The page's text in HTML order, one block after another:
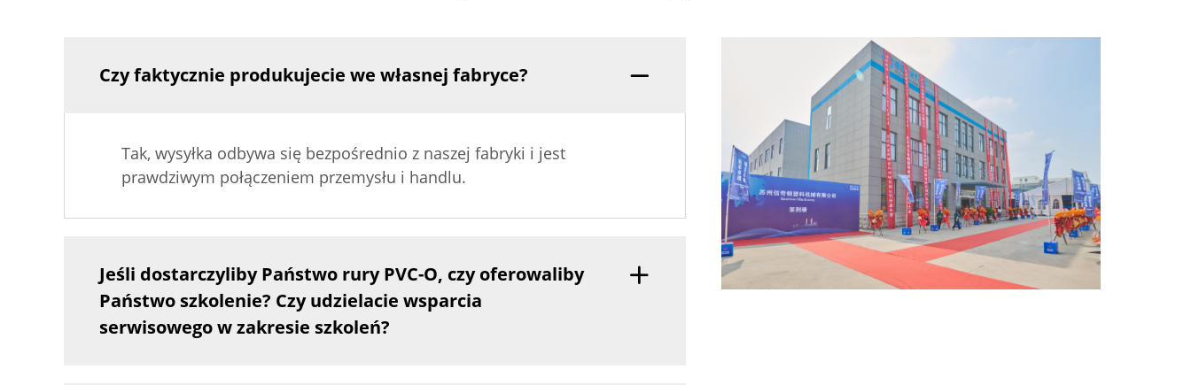
Czy faktycznie produkujecie we własnej fabryce?
Tak, wysyłka odbywa się bezpośrednio z naszej fabryki i jest
prawdziwym połączeniem przemysłu i handlu.
Jeśli dostarczyliby Państwo rury PVC-O, czy oferowaliby
Państwo szkolenie? Czy udzielacie wsparcia
serwisowego w zakresie szkoleń?